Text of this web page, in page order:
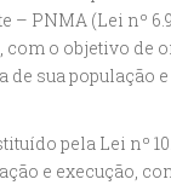
PNMA (Lei nº
com o objetivo
sua população
pela Lei nº
e execução,